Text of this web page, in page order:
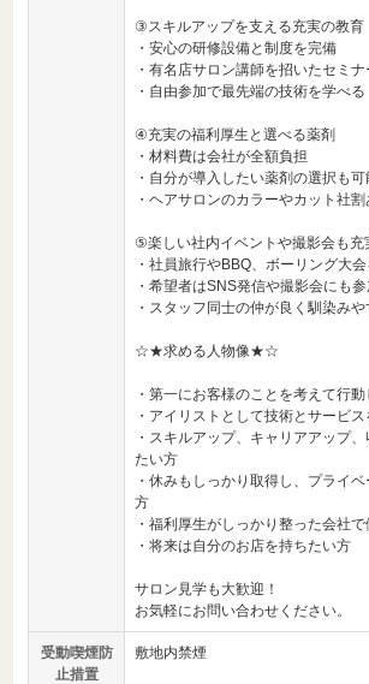
③スキルアップを支える充実の教育
・安心の研修設備と制度を完備
・有名店サロン講師を招いたセミナ
・自由参加で最先端の技術を学べる
④充実の福利厚生と選べる薬剤
・材料費は会社が全額負担
・自分が導入したい薬剤の選択も可
・ヘアサロンのカラーやカット社割
⑤楽しい社内イベントや撮影会も充
・社員旅行やBBQ、ボーリング大
・希望者はSNS発信や撮影会にも
・スタッフ同士の仲が良く馴染み
☆★求める人物像★☆
・第一にお客様のことを考えて行
・アイリストとして技術とサービ
・スキルアップ、キャリアアップ
たい方
・休みもしっかり取得し、プライ
方
・福利厚生がしっかり整った会社
・将来は自分のお店を持ちたい方
サロン見学も大歓迎！
お気軽にお問い合わせください。
受動喫煙防
止措置
敷地内禁煙